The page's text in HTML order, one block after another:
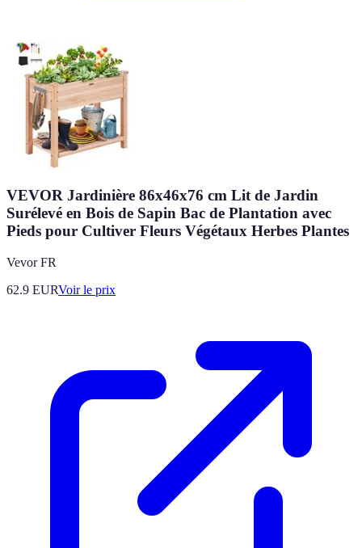
VEVOR Jardinière 86x46x76 cm Lit de Jardin
Surélevé en Bois de Sapin Bac de Plantation avec
Pieds pour Cultiver Fleurs Végétaux Herbes Plantes
Vevor FR
62.9 EURVoir le prix